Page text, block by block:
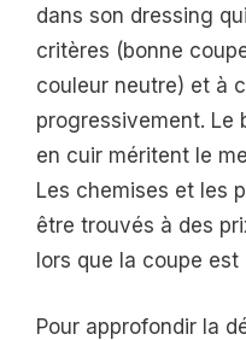
dans son dressing
critères (bonne
couleur neutre) et à
progressivement. Le
en cuir méritent le
Les chemises et les
être trouvés à des
lors que la coupe est
Pour approfondir la